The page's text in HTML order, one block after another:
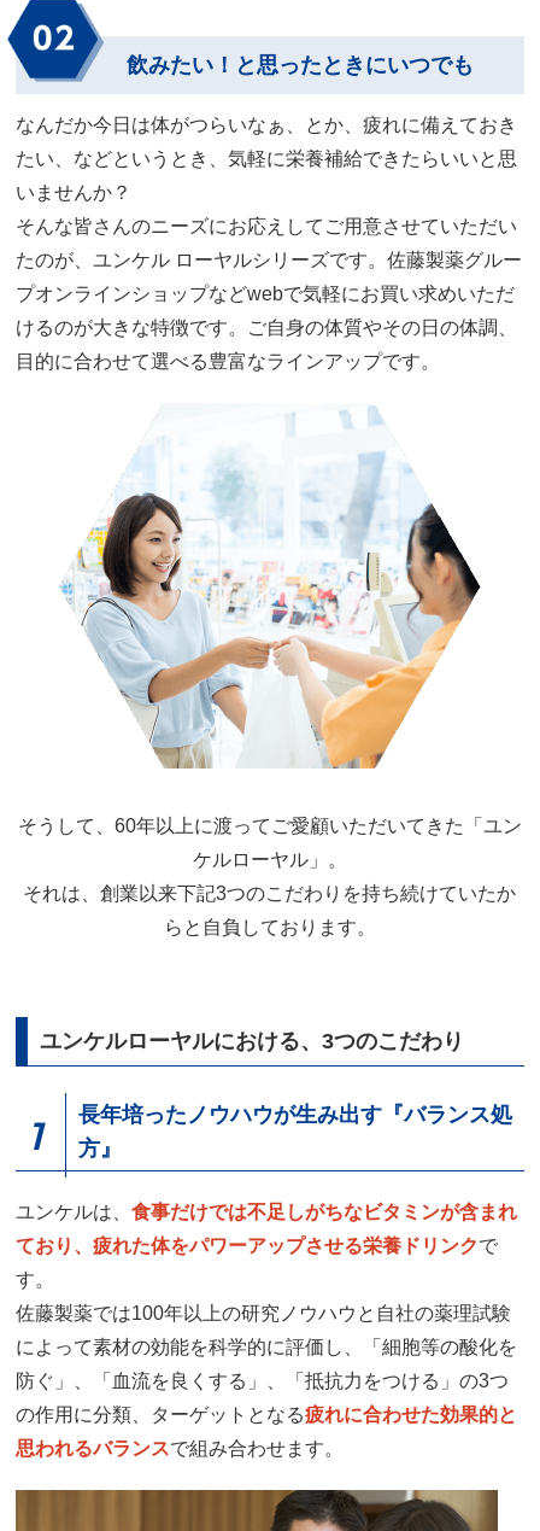
飲みたい！と思ったときにいつでも
なんだか今日は体がつらいなぁ、とか、疲れに備えておき
たい、などというとき、気軽に栄養補給できたらいいと思
いませんか？
そんな皆さんのニーズにお応えしてご用意させていただい
たのが、ユンケル ローヤルシリーズです。佐藤製薬グルー
プオンラインショップなどwebで気軽にお買い求めいただ
けるのが大きな特徴です。ご自身の体質やその日の体調、
目的に合わせて選べる豊富なラインアップです。
そうして、60年以上に渡ってご愛顧いただいてきた「ユン
ケルローヤル」。
それは、創業以来下記3つのこだわりを持ち続けていたか
らと自負しております。
ユンケルローヤルにおける、3つのこだわり
1
長年培ったノウハウが生み出す『バランス処
方』
ユンケルは、食事だけでは不足しがちなビタミンが含まれ
ており、疲れた体をパワーアップさせる栄養ドリンクで
す。
佐藤製薬では100年以上の研究ノウハウと自社の薬理試験
によって素材の効能を科学的に評価し、「細胞等の酸化を
防ぐ」、「血流を良くする」、「抵抗力をつける」の3つ
の作用に分類、ターゲットとなる疲れに合わせた効果的と
思われるバランスで組み合わせます。